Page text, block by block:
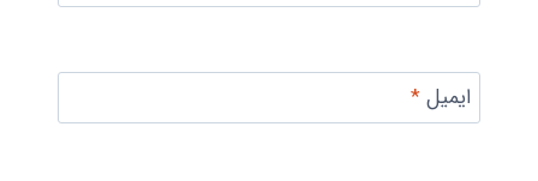
ایمیل*